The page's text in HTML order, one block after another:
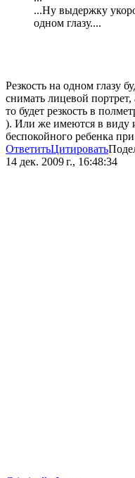
...Ну выдержку
одном глазу....
Резкость на одном глазу
снимать лицевой
то будет резкость в
). Или же имеются в виду
беспокойного ребенка
ОтветитьЦитировать
14 дек. 2009 г., 16:48:34